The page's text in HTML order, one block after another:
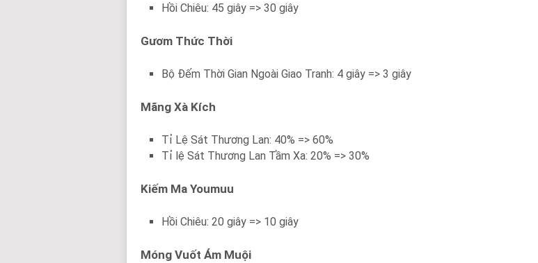
Hồi Chiêu: 45 giây => 30 giây
Gươm Thức Thời
Bộ Đếm Thời Gian Ngoài Giao Tranh: 4 giây => 3 giây
Mãng Xà Kích
Tỉ Lệ Sát Thương Lan: 40% => 60%
Tỉ lệ Sát Thương Lan Tầm Xa: 20% => 30%
Kiếm Ma Youmuu
Hồi Chiêu: 20 giây => 10 giây
Móng Vuốt Ám Muội